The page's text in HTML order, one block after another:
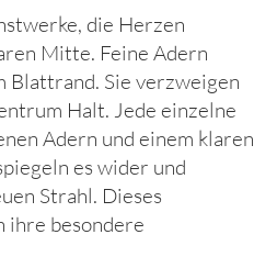
die Herzen
Mitte. Feine Adern
Blattrand. Sie verzweigen
Halt. Jede einzelne
Adern und einem klaren
es wider und
Strahl. Dieses
ihre besondere